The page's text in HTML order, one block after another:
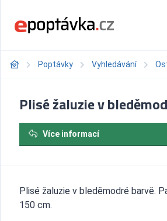
Poptávky Vyhledávání
Plisé žaluzie v
Více informací
Plisé žaluzie v bleděmodré barvě.
150 cm.